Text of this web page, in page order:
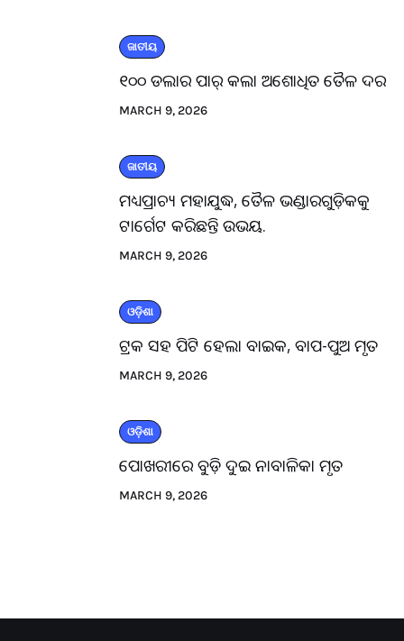
ଜାତୀୟ
୧୦୦ ଡଲାର ପାର୍ କଲା ଅଶୋଧିତ ତୈଳ ଦର
MARCH 9, 2026
ଜାତୀୟ
ମଧ୍ୟପ୍ରାଚ୍ୟ ମହାଯୁଦ୍ଧ, ତୈଳ ଭଣ୍ଡାରଗୁଡ଼ିକକୁ
ଟାର୍ଗେଟ କରିଛନ୍ତି ଉଭୟ.
MARCH 9, 2026
ଓଡ଼ିଶା
ଟ୍ରକ ସହ ପିଟି ହେଲା ବାଇକ, ବାପ-ପୁଅ ମୃତ
MARCH 9, 2026
ଓଡ଼ିଶା
ପୋଖରୀରେ ବୁଡ଼ି ଦୁଇ ନାବାଳିକା ମୃତ
MARCH 9, 2026